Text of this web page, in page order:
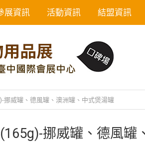
展資訊 活動資訊 結盟資訊
挪威罐、德風罐、澳洲罐、中式煲湯罐
挪威罐、德風罐